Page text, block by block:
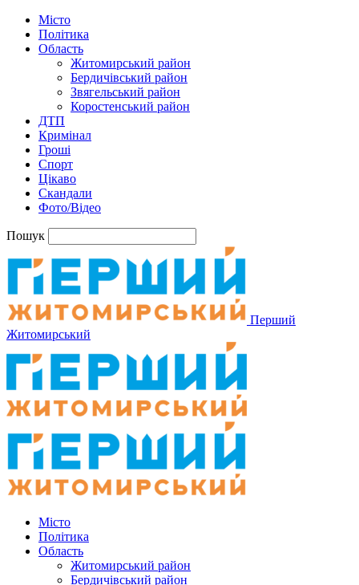
Місто
Політика
Область
Житомирський район
Бердичівський район
Звягельський район
Коростенський район
ДТП
Кримінал
Гроші
Спорт
Цікаво
Скандали
Фото/Відео
Пошук
Перший
Житомирський
Місто
Політика
Область
Житомирський район
Бердичівський район